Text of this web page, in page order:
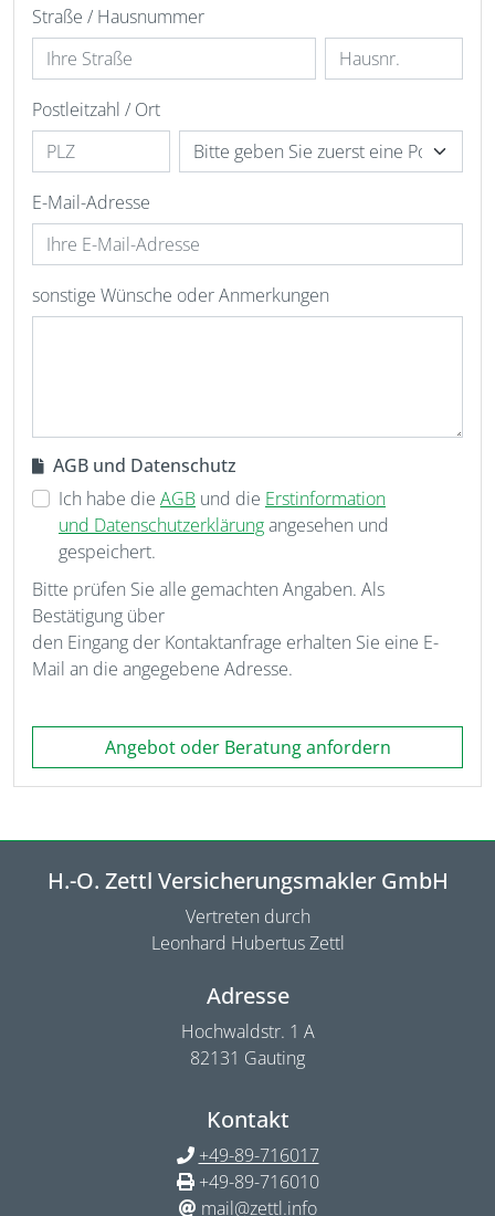
Straße / Hausnummer
Postleitzahl / Ort
E-Mail-Adresse
sonstige Wünsche oder Anmerkungen
AGB und Datenschutz
Ich habe die AGB und die Erstinformation
und Datenschutzerklärungangesehen und
gespeichert.
Bitte prüfen Sie alle gemachten Angaben. Als
Bestätigung über
den Eingang der Kontaktanfrage erhalten Sie eine E-
Mail an die angegebene Adresse.
Angebot oder Beratung anfordern
H.-O. Zettl Versicherungsmakler GmbH
Vertreten durch
Leonhard Hubertus Zettl
Adresse
Hochwaldstr. 1 A
82131 Gauting
Kontakt
+49-89-716017
+49-89-716010
mail@zettl.info